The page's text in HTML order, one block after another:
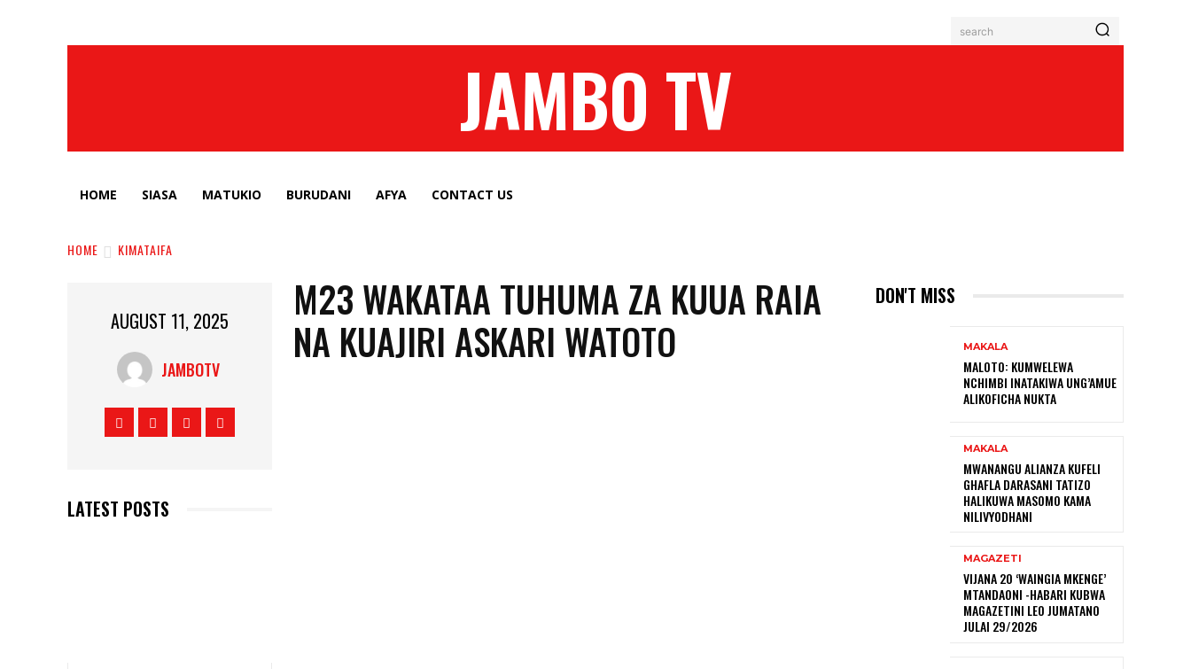
search
JAMBO TV
HOME SIASA MATUKIO BURUDANI AFYA CONTACT US
HOME KIMATAIFA
AUGUST 11, 2025
JAMBOTV
LATEST POSTS
M23 WAKATAA TUHUMA ZA KUUA RAIA
NA KUAJIRI ASKARI WATOTO
DON'T MISS
MAKALA
MALOTO: KUMWELEWA
NCHIMBI INATAKIWA UNG’AMUE
ALIKOFICHA NUKTA
MAKALA
MWANANGU ALIANZA KUFELI
GHAFLA DARASANI TATIZO
HALIKUWA MASOMO KAMA
NILIVYODHANI
MAGAZETI
VIJANA 20 ‘WAINGIA MKENGE’
MTANDAONI -HABARI KUBWA
MAGAZETINI LEO JUMATANO
JULAI 29/2026